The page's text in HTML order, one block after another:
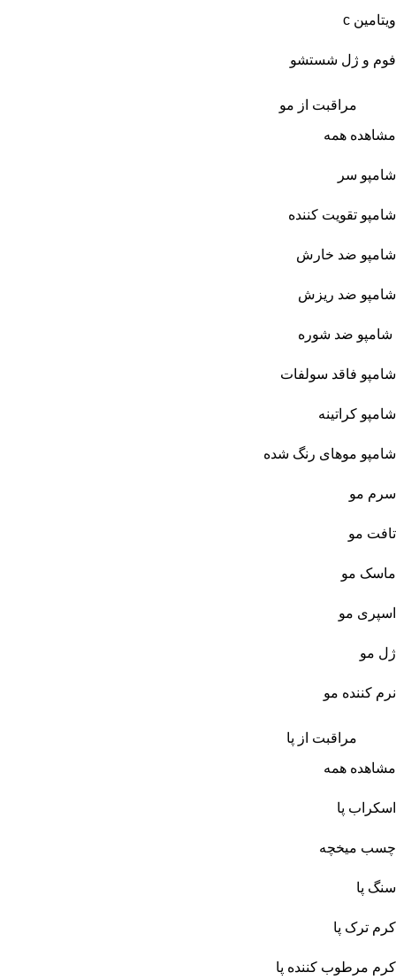
ویتامین c
فوم و ژل شستشو
مراقبت از مو
مشاهده همه
شامپو سر
شامپو تقویت کننده
شامپو ضد خارش
شامپو ضد ریزش
شامپو ضد شوره
شامپو فاقد سولفات
شامپو کراتینه
شامپو موهای رنگ شده
سرم مو
تافت مو
ماسک مو
اسپری مو
ژل مو
نرم کننده مو
مراقبت از پا
مشاهده همه
اسکراب پا
چسب میخچه
سنگ پا
کرم ترک پا
کرم مرطوب کننده پا